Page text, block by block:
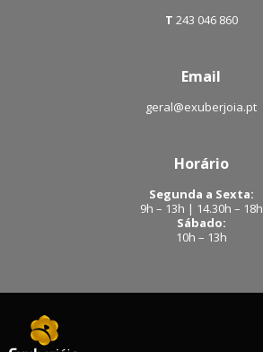
T 243 046 860
Email
geral@exuberjoia.pt
Horário
Segunda a Sexta:
9h – 13h | 14.30h – 18h
Sábado:
10h – 13h